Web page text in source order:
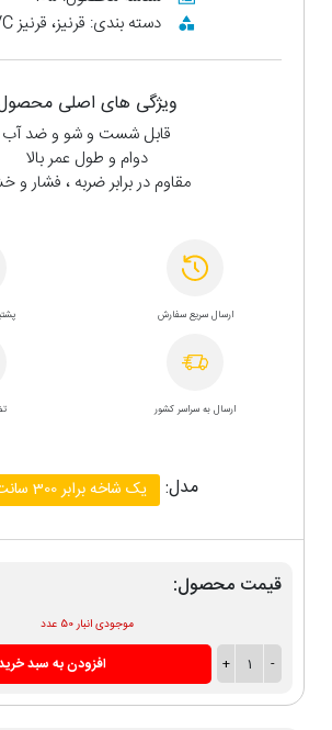
دسته بندی: قرنیز، قرنیز PVC
ویژگی های اصلی
قابل شست و شو و ضد آب
دوام و طول عمر بالا
مقاوم در برابر ضربه ، فشار
ارسال سریع سفارش
ارسال به سراسر کشور
مدل: یک شاخه برابر 300 سانت
قیمت محصول:
موجودی انبار 50 عدد
-
1
+ افزودن به سبد